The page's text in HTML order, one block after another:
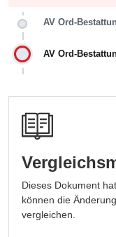
AV Ord-
AV Ord-
Dieses Dokument
können die
vergleichen.